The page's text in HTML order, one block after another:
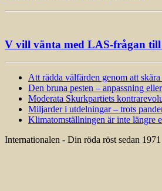
V vill vänta med LAS-frågan till
Att rädda välfärden genom att skära
Den bruna pesten – anpassning
Moderata Skurkpartiets
Miljarder i utdelningar – trots
Klimatomställningen är inte längre
Internationalen - Din röda röst sedan 1971